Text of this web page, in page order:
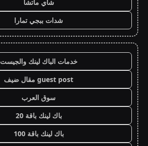
شاي ماتشا
شدات ببجي تمارا
خدمات الباك لينك والجيست
guest post مقال ضيف
سوق العرب
باك لينك باقة 20
باك لينك باقة 100